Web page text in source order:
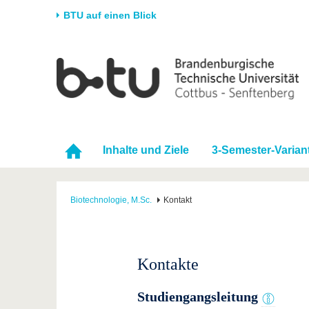
BTU auf einen Blick
Universität
Karriere & Engagement
Partnerschaften &
Strukturwandel
Forschung
Förderung
Wissenschaftlicher
Nachwuchs
Im
Inhalte und Ziele 3-Semester-
Biotechnologie, M.Sc. Kontakt
Kontakte
Studiengangsleitung